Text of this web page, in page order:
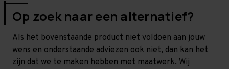
Op zoek naar een alternatief?
Als het bovenstaande product niet voldoen aan jouw
wens en onderstaande adviezen ook niet, dan kan het
zijn dat we te maken hebben met maatwerk. Wij